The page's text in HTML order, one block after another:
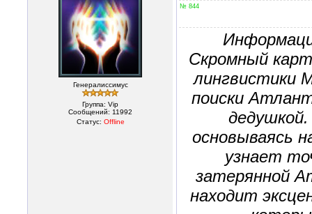
Генералиссимус
Группа: Vip
Сообщений: 11992
Статус: Offline
№ 844
Скромный
лингвистики
поиски
основываясь
узнает
затерянной
находит